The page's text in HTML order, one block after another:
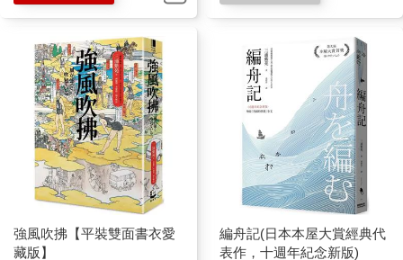
強風吹拂【平裝雙面書衣愛
藏版】
編舟記(日本本屋大賞經典代
表作，十週年紀念新版)